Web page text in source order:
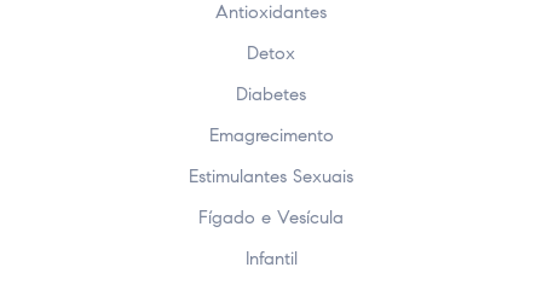
Antioxidantes
Detox
Diabetes
Emagrecimento
Estimulantes Sexuais
Fígado e Vesícula
Infantil